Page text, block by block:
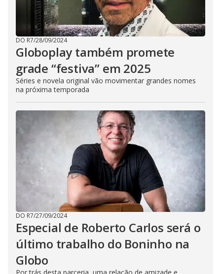
DO R7/28/09/2024
Globoplay também promete
grade “festiva” em 2025
Séries e novela original vão movimentar grandes nomes
na próxima temporada
DO R7/27/09/2024
Especial de Roberto Carlos será o
último trabalho do Boninho na
Globo
Por trás desta parceria, uma relação de amizade e